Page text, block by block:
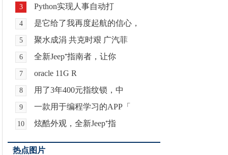
3 Python实现人事自动打
4 是它给了我再度起航的信心，
5 聚水成涓 共克时艰 广汽菲
6 全新Jeep⁺指南者，让你
7 oracle 11G R
8 用了3年400元指纹锁，中
9 一款用于编程学习的APP「
10 炫酷外观，全新Jeep⁺指
热点图片